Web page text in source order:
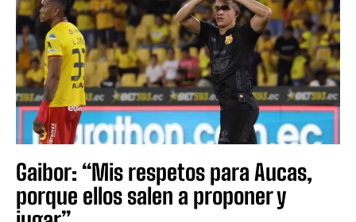
Gaibor: “Mis respetos para Aucas,
porque ellos salen a proponer y